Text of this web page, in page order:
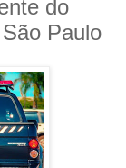
do
Paulo